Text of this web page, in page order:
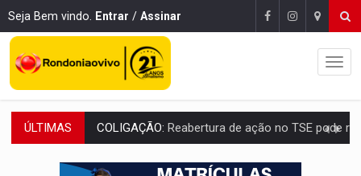
Seja Bem vindo. Entrar / Assinar
ÚLTIMAS COLIGAÇÃO: Reabertura de ação no TSE pode resultar em cassação de prefeita
INCLUSÃO:APAE Porto Velho abre inscrições para